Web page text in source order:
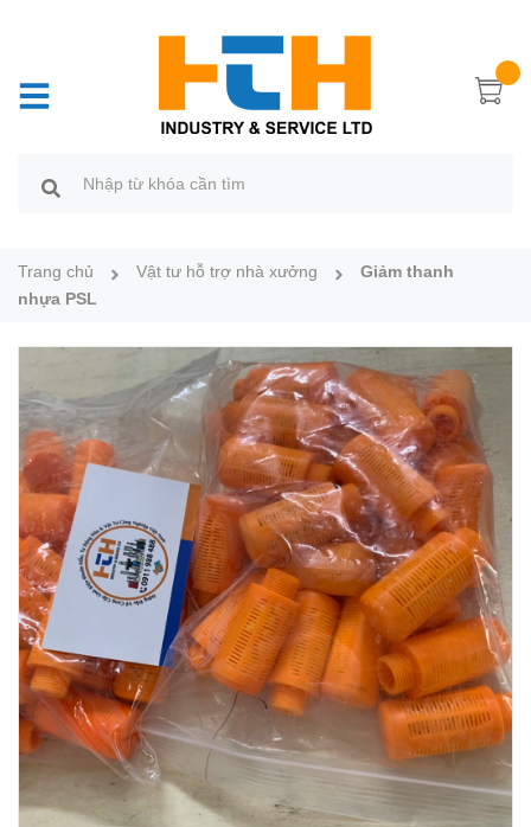
Trang chủ Vật tư hỗ trợ nhà xưởng
Giảm thanh
nhựa PSL